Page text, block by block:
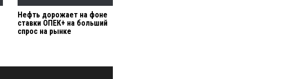
Нефть дорожает на фоне
ставки ОПЕК+ на больший
спрос на рынке